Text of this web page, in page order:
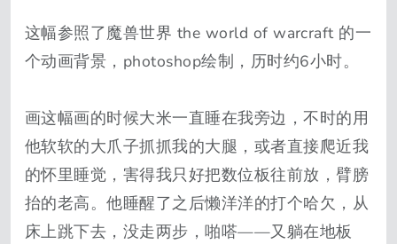
这幅参照了魔兽世界 the world of warcraft 的一
个动画背景，photoshop绘制，历时约6小时。
画这幅画的时候大米一直睡在我旁边，不时的用
他软软的大爪子抓抓我的大腿，或者直接爬近我
的怀里睡觉，害得我只好把数位板往前放，臂膀
抬的老高。他睡醒了之后懒洋洋的打个哈欠，从
床上跳下去，没走两步，啪嗒——又躺在地板